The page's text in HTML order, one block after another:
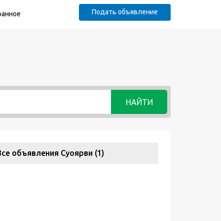
Подать объявление
НАЙТИ
объявления Суоярви (1)